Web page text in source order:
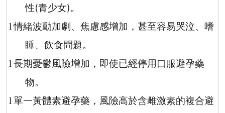
性(青少女)。
l情緒波動加劇、焦慮感增加，甚至容易哭泣、嗜
睡、飲食問題。
l長期憂鬱風險增加，即使已經停用口服避孕藥
物。
l單一黃體素避孕藥，風險高於含雌激素的複合避